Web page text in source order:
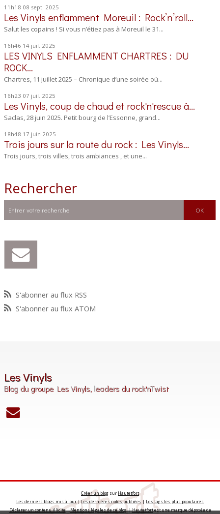
11h18 08 sept. 2025
Les Vinyls enflamment Moreuil : Rock’n’roll...
Salut les copains ! Si vous n’étiez pas à Moreuil le 31...
16h46 14 juil. 2025
LES VINYLS ENFLAMMENT CHARTRES : DU
ROCK...
Chartres, 11 juillet 2025 – Chronique d’une soirée où...
16h23 07 juil. 2025
Les Vinyls, coup de chaud et rock'n'rescue à...
Saclas, 28 juin 2025. Petit bourg de l’Essonne, grand...
18h48 17 juin 2025
Trois jours sur la route du rock : Les Vinyls...
Trois jours, trois villes, trois ambiances , et une...
Rechercher
S'abonner au flux RSS
S'abonner au flux ATOM
Les Vinyls
Blog du groupe Les Vinyls, leaders du rock'nTwist
Créer un blog sur Hautetfort
Les derniers blogs mis à jour|Les dernières notes publiées | Les tags les plus populaires
Déclarer un contenu illicite|Mentions légales de ce blog|Hautetfortest une marque déposée de